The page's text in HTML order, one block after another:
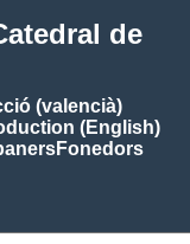
de
(valencià)
(English)
Fonedors